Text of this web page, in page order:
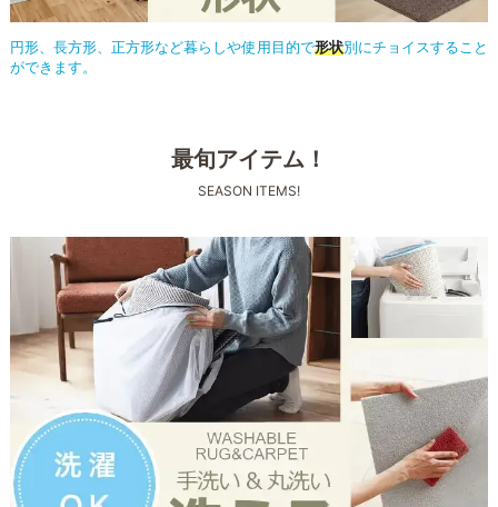
円形、長方形、正方形など暮らしや使用目的で形状別にチョイスすること
ができます。
最旬アイテム！
SEASON ITEMS!